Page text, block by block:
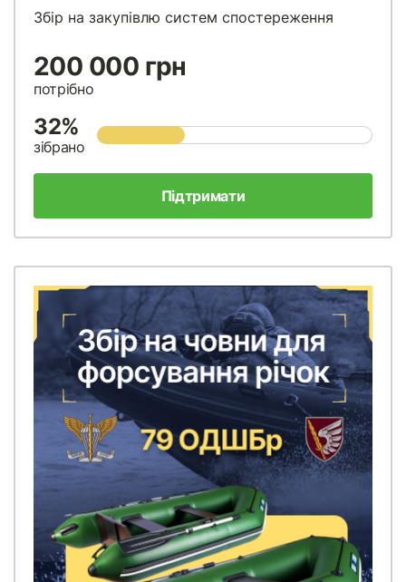
Збір на закупівлю систем спостереження
200 000 грн
потрібно
32%
зібрано
Підтримати